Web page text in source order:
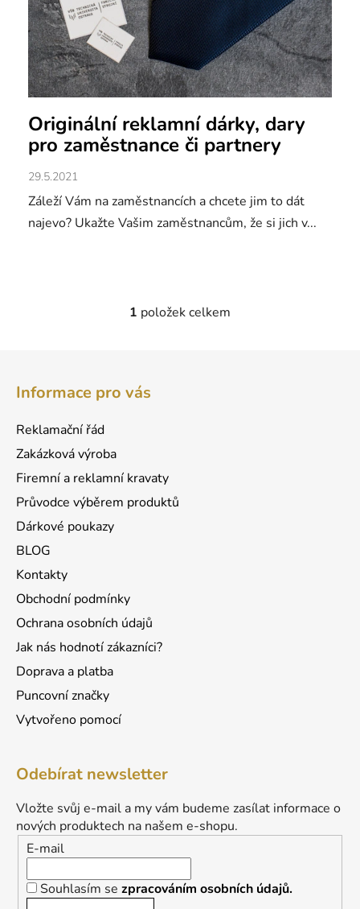
Originální reklamní dárky, dary
pro zaměstnance či partnery
29.5.2021
Záleží Vám na zaměstnancích a chcete jim to dát
najevo? Ukažte Vašim zaměstnancům, že si jich v...
O
1 položek celkem
Informace pro vás
Reklamační řád
Zakázková výroba
Firemní a reklamní kravaty
Průvodce výběrem produktů
Dárkové poukazy
BLOG
Kontakty
Obchodní podmínky
Ochrana osobních údajů
Jak nás hodnotí zákazníci?
Doprava a platba
Puncovní značky
Vytvořeno pomocí
Odebírat newsletter
Vložte svůj e-mail a my vám budeme zasílat informace o
nových produktech na našem e-shopu.
E-mail
Souhlasím se zpracováním osobních údajů.